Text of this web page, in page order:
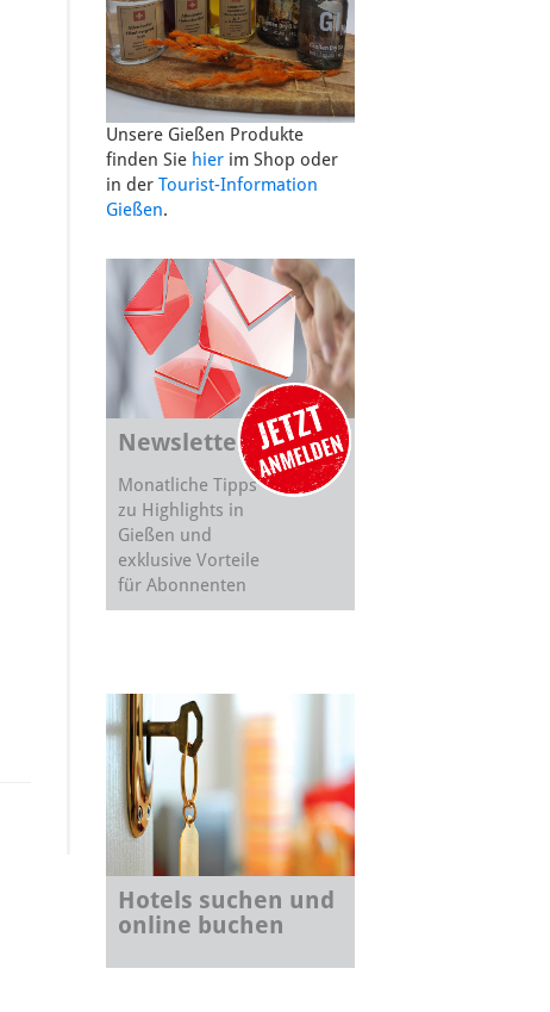
Unsere Gießen Produkte
finden Sie hierim Shop oder
in der Tourist-Information
Gießen.
Newsletter
Monatliche Tipps
zu Highlights in
Gießen und
exklusive Vorteile
für Abonnenten
Hotels suchen und
online buchen